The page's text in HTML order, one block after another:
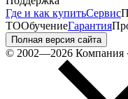
Где и как купитьСервис
ТООбучениеГарантия
Полная версия сайта
© 2002—2026 Компания